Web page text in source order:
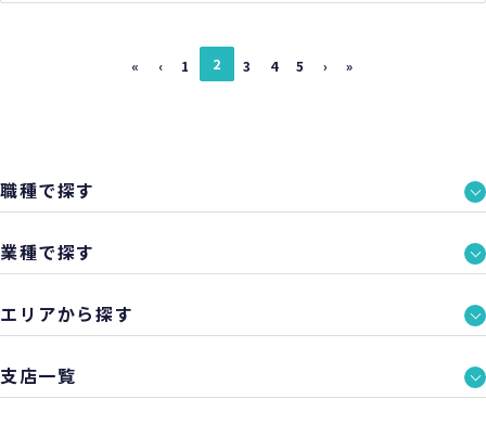
« ‹ 1 2 3 4 5 › »
職種で探す
業種で探す
エリアから探す
支店一覧